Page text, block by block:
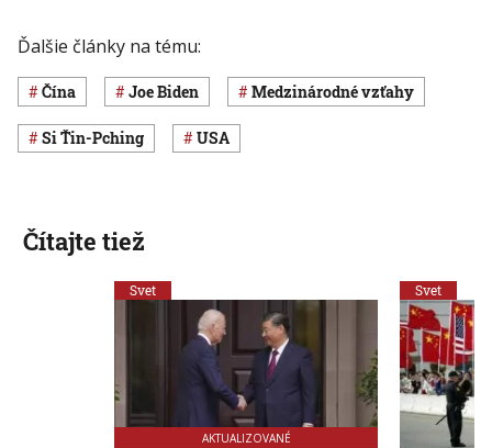
Ďalšie články na tému:
Čína Joe Biden medzinárodné vzťahy
Si Ťin-Pching USA
Čítajte tiež
Svet
AKTUALIZOVANÉ
Svet